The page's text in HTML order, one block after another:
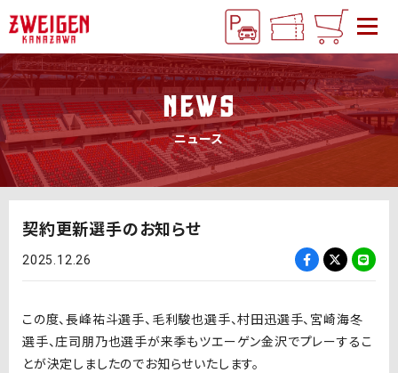
NEWS
ニュース
契約更新選手のお知らせ
2025.12.26
この度、長峰祐斗選手、毛利駿也選手、村田迅選手、宮崎海冬
選手、庄司朋乃也選手が来季もツエーゲン金沢でプレーするこ
とが決定しましたのでお知らせいたします。